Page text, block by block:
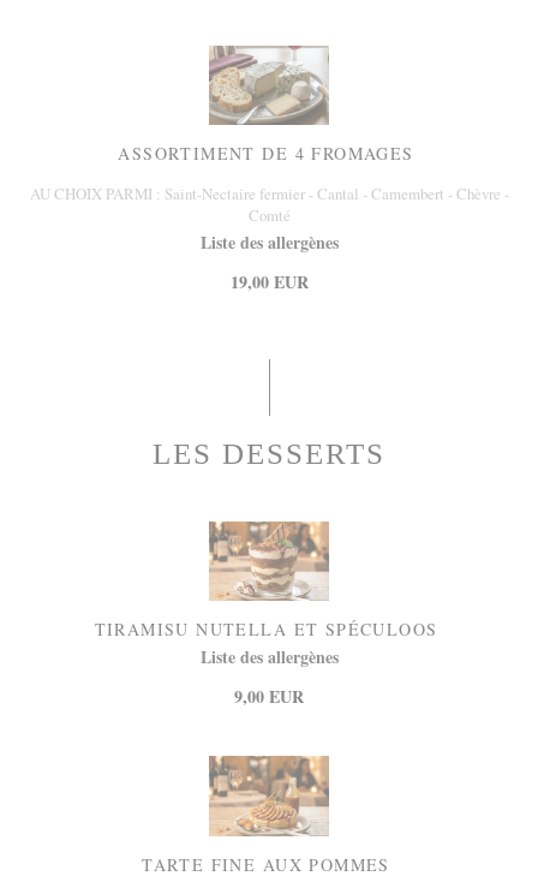
ASSORTIMENT DE 4 FROMAGES
AU CHOIX PARMI : Saint-Nectaire fermier - Cantal - Camembert - Chèvre -
Comté
Liste des allergènes
19,00 EUR
LES DESSERTS
TIRAMISU NUTELLA ET SPÉCULOOS
Liste des allergènes
9,00 EUR
TARTE FINE AUX POMMES